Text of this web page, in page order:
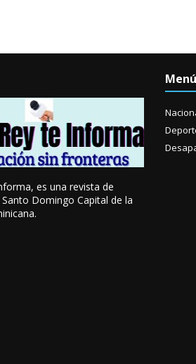
es una revista de
Domingo Capital de la
Menú